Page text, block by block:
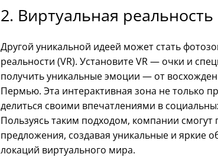
2. Виртуальная реальность
Другой уникальной идеей может стать
реальности (VR). Установите VR — очки и
получить уникальные эмоции — от
Пермью. Эта интерактивная зона не только
делиться своими впечатлениями в
Пользуясь таким подходом, компании
предложения, создавая уникальные и яркие
локаций виртуального мира.